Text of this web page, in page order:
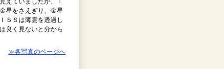
星をさえぎり、金星
ＳＳは薄雲を透過し
良く見ないと分から
≫各写真のページへ